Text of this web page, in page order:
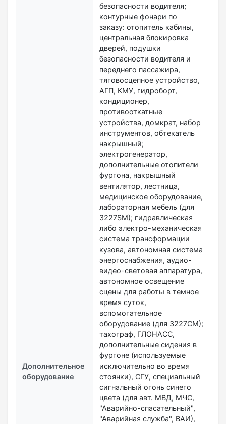
Дополнительное
оборудование
безопасности водителя;
контурные фонари по
заказу: отопитель кабины,
центральная блокировка
дверей, подушки
безопасности водителя и
переднего пассажира,
тяговосцепное устройство,
АГП, КМУ, гидроборт,
кондиционер,
противооткатные
устройства, домкрат, набор
инструментов, обтекатель
накрышный;
электрогенератор,
дополнительные отопители
фургона, накрышный
вентилятор, лестница,
медицинское оборудование,
лабораторная мебель (для
3227SМ); гидравлическая
либо электро-механическая
система трансформации
кузова, автономная система
энергоснабжения, аудио-
видео-световая аппаратура,
автономное освещение
сцены для работы в темное
время суток,
вспомогательное
оборудование (для 3227СМ);
тахограф, ГЛОНАСС,
дополнительные сидения в
фургоне (используемые
исключительно во время
стоянки), СГУ, специальный
сигнальный огонь синего
цвета (для авт. МВД, МЧС,
"Аварийно-спасательный",
"Аварийная служба", ВАИ),